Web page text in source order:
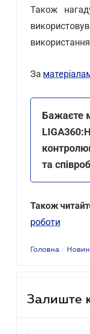
Також
За
Бажаєте
та
Також
роботи
Головна /
Залиште